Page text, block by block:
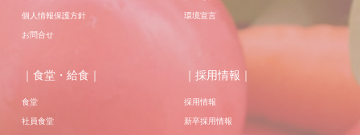
個人情報保護方針
お問合せ
環境宣言
｜食堂・給食｜
食堂
社員食堂
｜採用情報｜
採用情報
新卒採用情報